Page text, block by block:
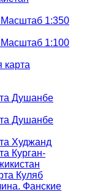
Масштаб 1:350
Масштаб 1:100
карта
Душанбе
Душанбе
Худжанд
Курган-
Куляб
Фанские